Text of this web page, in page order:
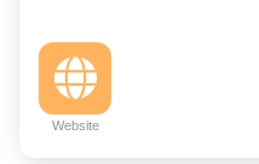
Website